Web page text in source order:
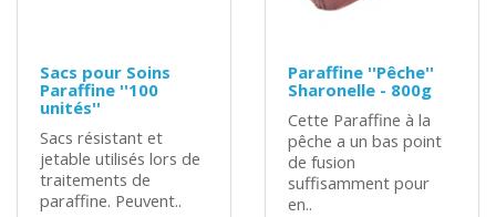
Sacs pour Soins
Paraffine ''100
unités''
Sacs résistant et
jetable utilisés lors de
traitements de
paraffine. Peuvent..
Paraffine ''Pêche''
Sharonelle - 800g
Cette Paraffine à la
pêche a un bas point
de fusion
suffisamment pour
en..